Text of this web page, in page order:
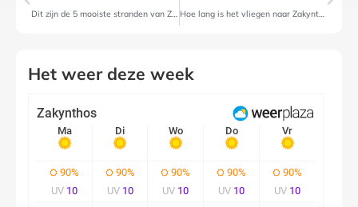
Hoe lang is het vliegen naar Zakynthos?
Het weer deze week